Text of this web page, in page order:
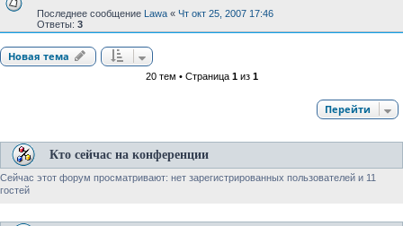
Последнее сообщение Lawa « Чт окт 25, 2007 17:46
Ответы: 3
Новая тема
20 тем • Страница 1из 1
Перейти
Кто сейчас на конференции
Сейчас этот форум просматривают: нет зарегистрированных пользователей и 11
гостей